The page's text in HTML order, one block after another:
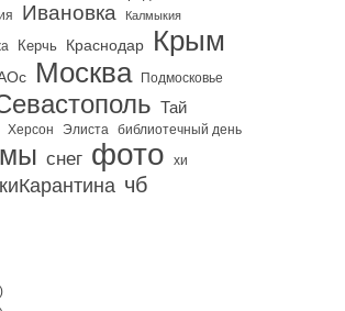
Ивановка Калмыкия
Керчь Краснодар Крым
Москва Подмосковье
Тай
Херсон Элиста библиотечный день
мы снег фото хи
чб